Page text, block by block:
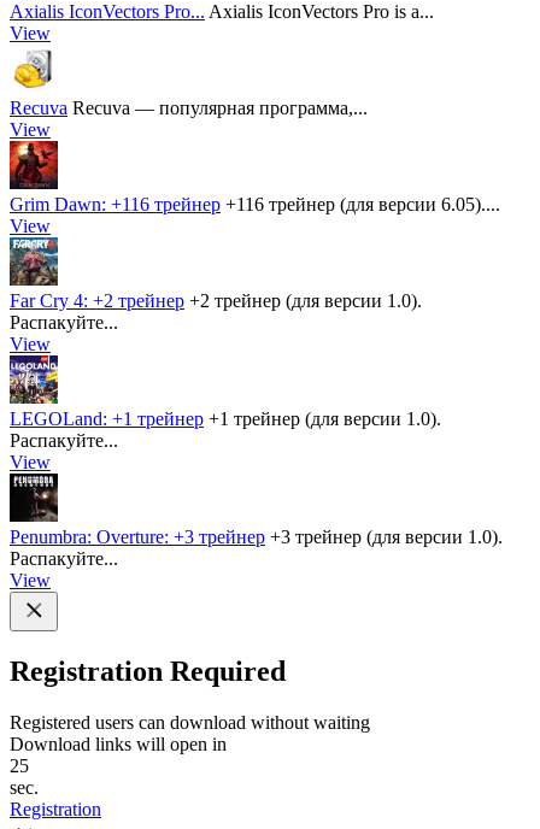
Axialis IconVectors Pro... Axialis IconVectors Pro is a...
View
Recuva Recuva — популярная программа,...
View
Grim Dawn: +116 трейнер +116 трейнер (для версии 6.05)....
View
Far Cry 4: +2 трейнер +2 трейнер (для версии 1.0).
Распакуйте...
View
LEGOLand: +1 трейнер +1 трейнер (для версии 1.0).
Распакуйте...
View
Penumbra: Overture: +3 трейнер +3 трейнер (для версии 1.0).
Распакуйте...
View
Registration Required
Registered users can download without waiting
Download links will open in
25
sec.
Registration